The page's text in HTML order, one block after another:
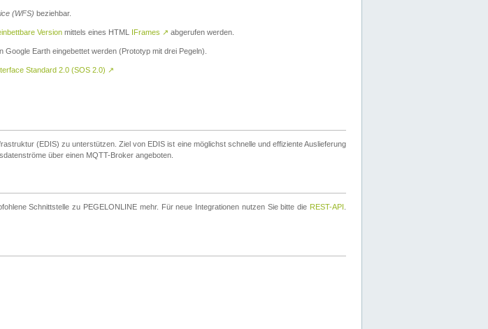
(WFS) beziehbar.
Version mittels eines HTML IFrames ↗ abgerufen werden.
Google Earth eingebettet werden (Prototyp mit drei Pegeln).
Standard 2.0 (SOS 2.0) ↗
(EDIS) zu unterstützen. Ziel von EDIS ist eine möglichst schnelle und effiziente Auslieferung
über einen MQTT-Broker angeboten.
Schnittstelle zu PEGELONLINE mehr. Für neue Integrationen nutzen Sie bitte die REST-API